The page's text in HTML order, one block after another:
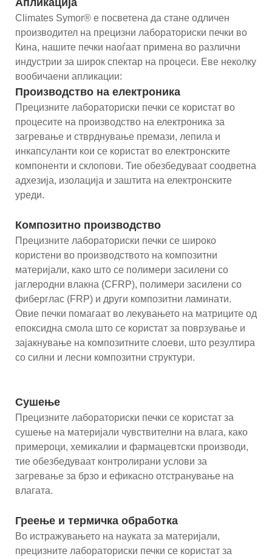
Climates Symor® е посветена да стане одличен
производител на прецизни лабораториски печки во
Кина, нашите печки наоѓаат примена во различни
индустрии за широк спектар на процеси. Еве неколку
вообичаени апликации:
Производство на електроника
Прецизните лабораториски печки се користат во
процесите на производство на електроника за
загревање и стврднување премази, лепила и
инкапсуланти кои се користат во електронските
компоненти и склопови. Тие обезбедуваат соодветна
адхезија, изолација и заштита на електронските
уреди.
Композитно производство
Прецизните лабораториски печки се широко
користени во производството на композитни
материјали, како што се полимери засилени со
јаглеродни влакна (CFRP), полимери засилени со
фиберглас (FRP) и други композитни ламинати.
Овие печки помагаат во лекувањето на матриците од
епоксидна смола што се користат за поврзување и
зајакнување на композитните слоеви, што резултира
со силни и лесни композитни структури.
Сушење
Прецизните лабораториски печки се користат за
сушење на материјали чувствителни на влага, како
примероци, хемикалии и фармацевтски производи,
тие обезбедуваат контролирани услови за
загревање за брзо и ефикасно отстранување на
влагата.
Греење и термичка обработка
Во истражувањето на науката за материјали,
прецизните лабораториски печки се користат за